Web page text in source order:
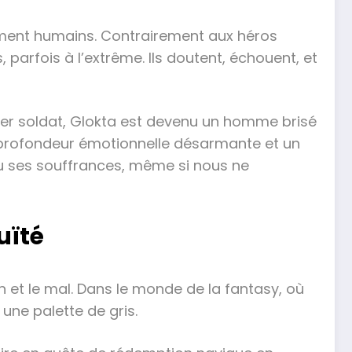
humains. Contrairement aux héros
à l’extrême. Ils doutent, échouent, et
soldat, Glokta est devenu un homme brisé
émotionnelle désarmante et un
souffrances, même si nous ne
le mal. Dans le monde de la fantasy, où
palette de gris.